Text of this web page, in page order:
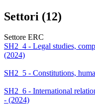
Settori (12)
Settore ERC
SH2_4 - Legal studies,
(2024)
SH2_5 - Constitutions,
SH2_6 - International
- (2024)